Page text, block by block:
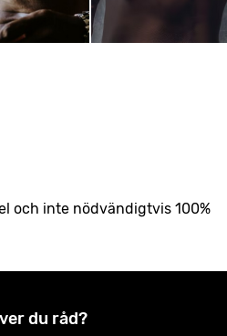
och inte nödvändigtvis 100%
du råd?